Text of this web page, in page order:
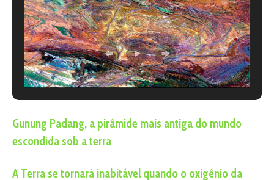
Gunung Padang, a pirâmide mais antiga do mundo
escondida sob a terra
A Terra se tornará inabitável quando o oxigênio da